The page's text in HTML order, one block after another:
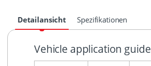
Detailansicht Spezifikationen
Vehicle application guide